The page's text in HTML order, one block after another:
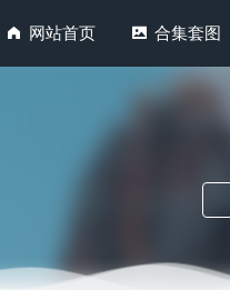
网站首页 合集套图